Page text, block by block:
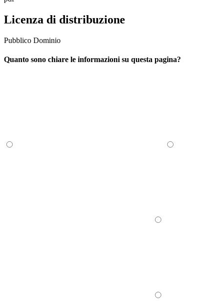
Licenza di distribuzione
Pubblico Dominio
Quanto sono chiare le informazioni su questa pagina?